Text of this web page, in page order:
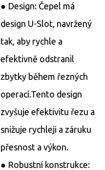
● Design: Čepel má
design U-Slot, navržený
tak, aby rychle a
efektivně odstranil
zbytky během řezných
operací.Tento design
zvyšuje efektivitu řezu a
snižuje rychleji a záruku
přesnost a výkon.
● Robustní konstrukce: